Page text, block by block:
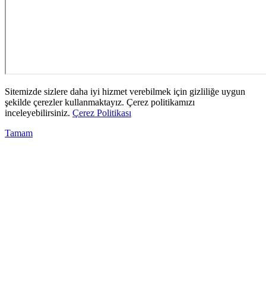
Sitemizde sizlere daha iyi hizmet verebilmek için gizliliğe uygun
şekilde çerezler kullanmaktayız. Çerez politikamızı
inceleyebilirsiniz. Çerez Politikası
Tamam